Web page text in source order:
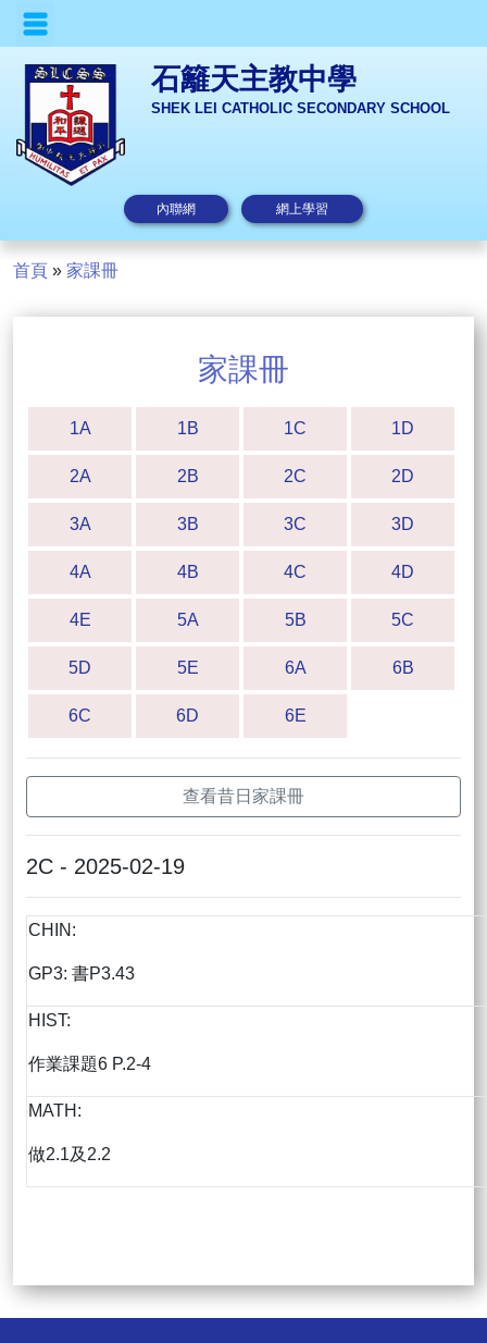
石籬天主教中學
SHEK LEI CATHOLIC SECONDARY SCHOOL
內聯網 網上學習
首頁 » 家課冊
家課冊
1A 1B 1C 1D
2A 2B 2C 2D
3A 3B 3C 3D
4A 4B 4C 4D
4E 5A 5B 5C
5D 5E 6A 6B
6C 6D 6E
查看昔日家課冊
2C - 2025-02-19
CHIN:
GP3: 書P3.43
HIST:
作業課題6 P.2-4
MATH:
做2.1及2.2